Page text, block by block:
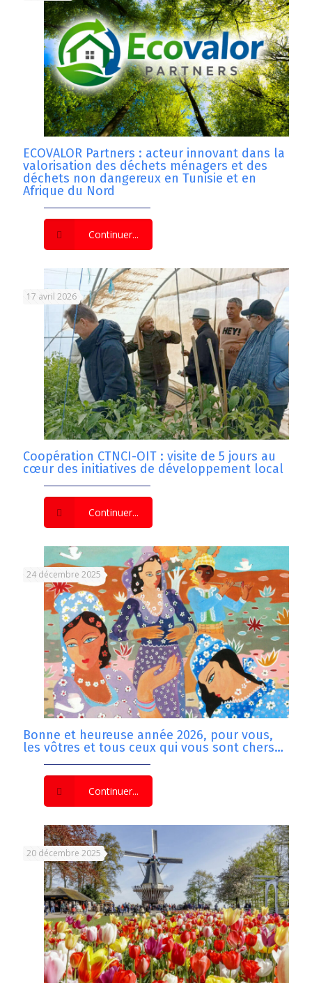
ECOVALOR Partners : acteur innovant dans la
valorisation des déchets ménagers et des
déchets non dangereux en Tunisie et en
Afrique du Nord
Continuer...
17 avril 2026
Coopération CTNCI-OIT : visite de 5 jours au
cœur des initiatives de développement local
Continuer...
24 décembre 2025
Bonne et heureuse année 2026, pour vous,
les vôtres et tous ceux qui vous sont chers…
Continuer...
20 décembre 2025